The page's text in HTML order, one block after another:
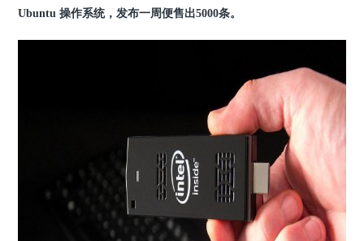
Ubuntu 操作系统，发布一周便售出5000条。